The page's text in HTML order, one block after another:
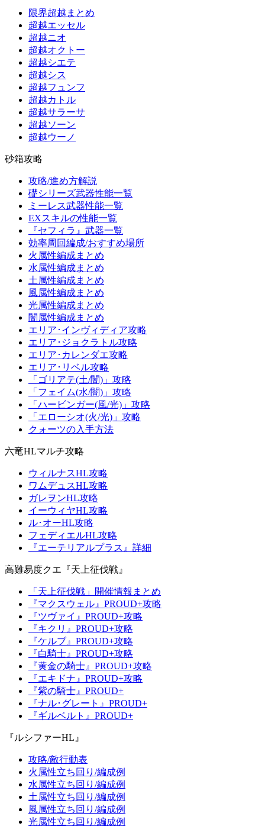
限界超越まとめ
超越エッセル
超越ニオ
超越オクトー
超越シエテ
超越シス
超越フュンフ
超越カトル
超越サラーサ
超越ソーン
超越ウーノ
砂箱攻略
攻略/進め方解説
礎シリーズ武器性能一覧
ミーレス武器性能一覧
EXスキルの性能一覧
『セフィラ』武器一覧
効率周回編成/おすすめ場所
火属性編成まとめ
水属性編成まとめ
土属性編成まとめ
風属性編成まとめ
光属性編成まとめ
闇属性編成まとめ
エリア･インヴィディア攻略
エリア･ジョクラトル攻略
エリア･カレンダエ攻略
エリア･リベル攻略
「ゴリアテ(土/闇)」攻略
「フェイム(水/闇)」攻略
「ハービンガー(風/光)」攻略
「エローシオ(火/光)」攻略
クォーツの入手方法
六竜HLマルチ攻略
ウィルナスHL攻略
ワムデュスHL攻略
ガレヲンHL攻略
イーウィヤHL攻略
ル･オーHL攻略
フェディエルHL攻略
『エーテリアルプラス』詳細
高難易度クエ『天上征伐戦』
「天上征伐戦」開催情報まとめ
『マクスウェル』PROUD+攻略
『ツヴァイ』PROUD+攻略
『キクリ』PROUD+攻略
『ケルブ』PROUD+攻略
『白騎士』PROUD+攻略
『黄金の騎士』PROUD+攻略
『エキドナ』PROUD+攻略
『紫の騎士』PROUD+
『ナル･グレート』PROUD+
『ギルベルト』PROUD+
『ルシファーHL』
攻略/敵行動表
火属性立ち回り/編成例
水属性立ち回り/編成例
土属性立ち回り/編成例
風属性立ち回り/編成例
光属性立ち回り/編成例